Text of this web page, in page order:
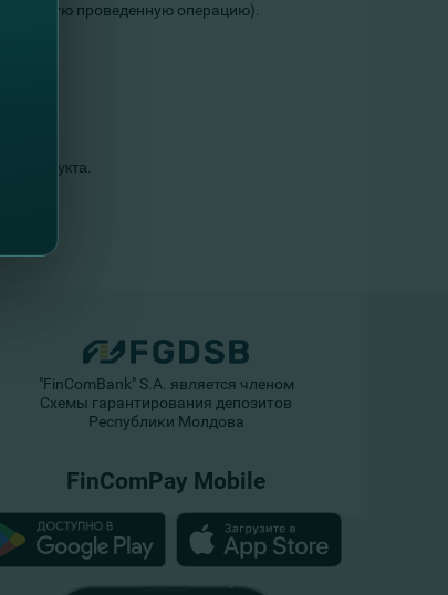
каждую проведенную операцию).
продукта.
"FinComBank" S.A. является членом
Схемы гарантирования депозитов
Республики Молдова
FinComPay Mobile